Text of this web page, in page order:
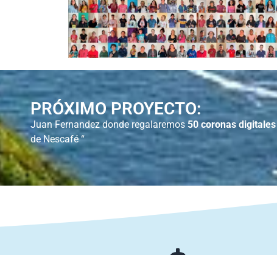
PRÓXIMO PROYECTO:
Juan Fernandez donde regalaremos 50 coronas digitales
de Nescafé “